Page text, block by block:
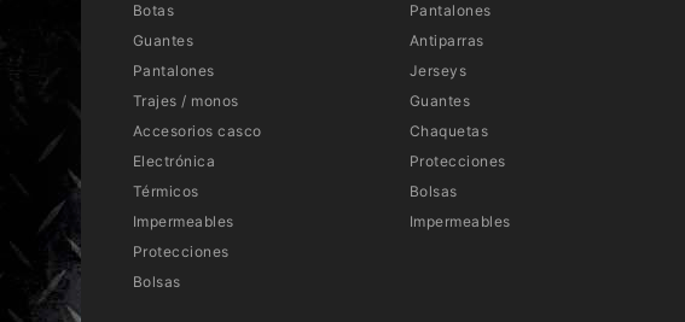
Botas
Guantes
Pantalones
Trajes / monos
Accesorios casco
Electrónica
Térmicos
Impermeables
Protecciones
Bolsas
Pantalones
Antiparras
Jerseys
Guantes
Chaquetas
Protecciones
Bolsas
Impermeables